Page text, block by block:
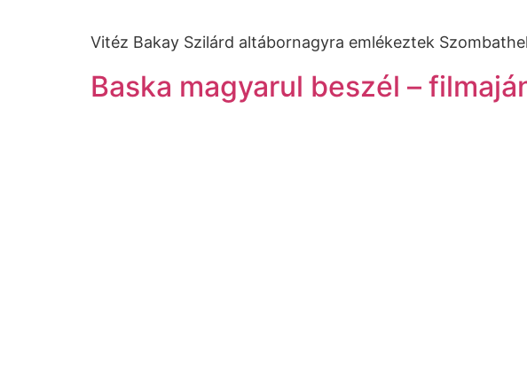
Vitéz Bakay Szilárd altábornagyra emlékeztek
Baska magyarul beszél –